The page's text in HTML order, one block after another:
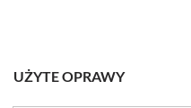
UŻYTE OPRAWY